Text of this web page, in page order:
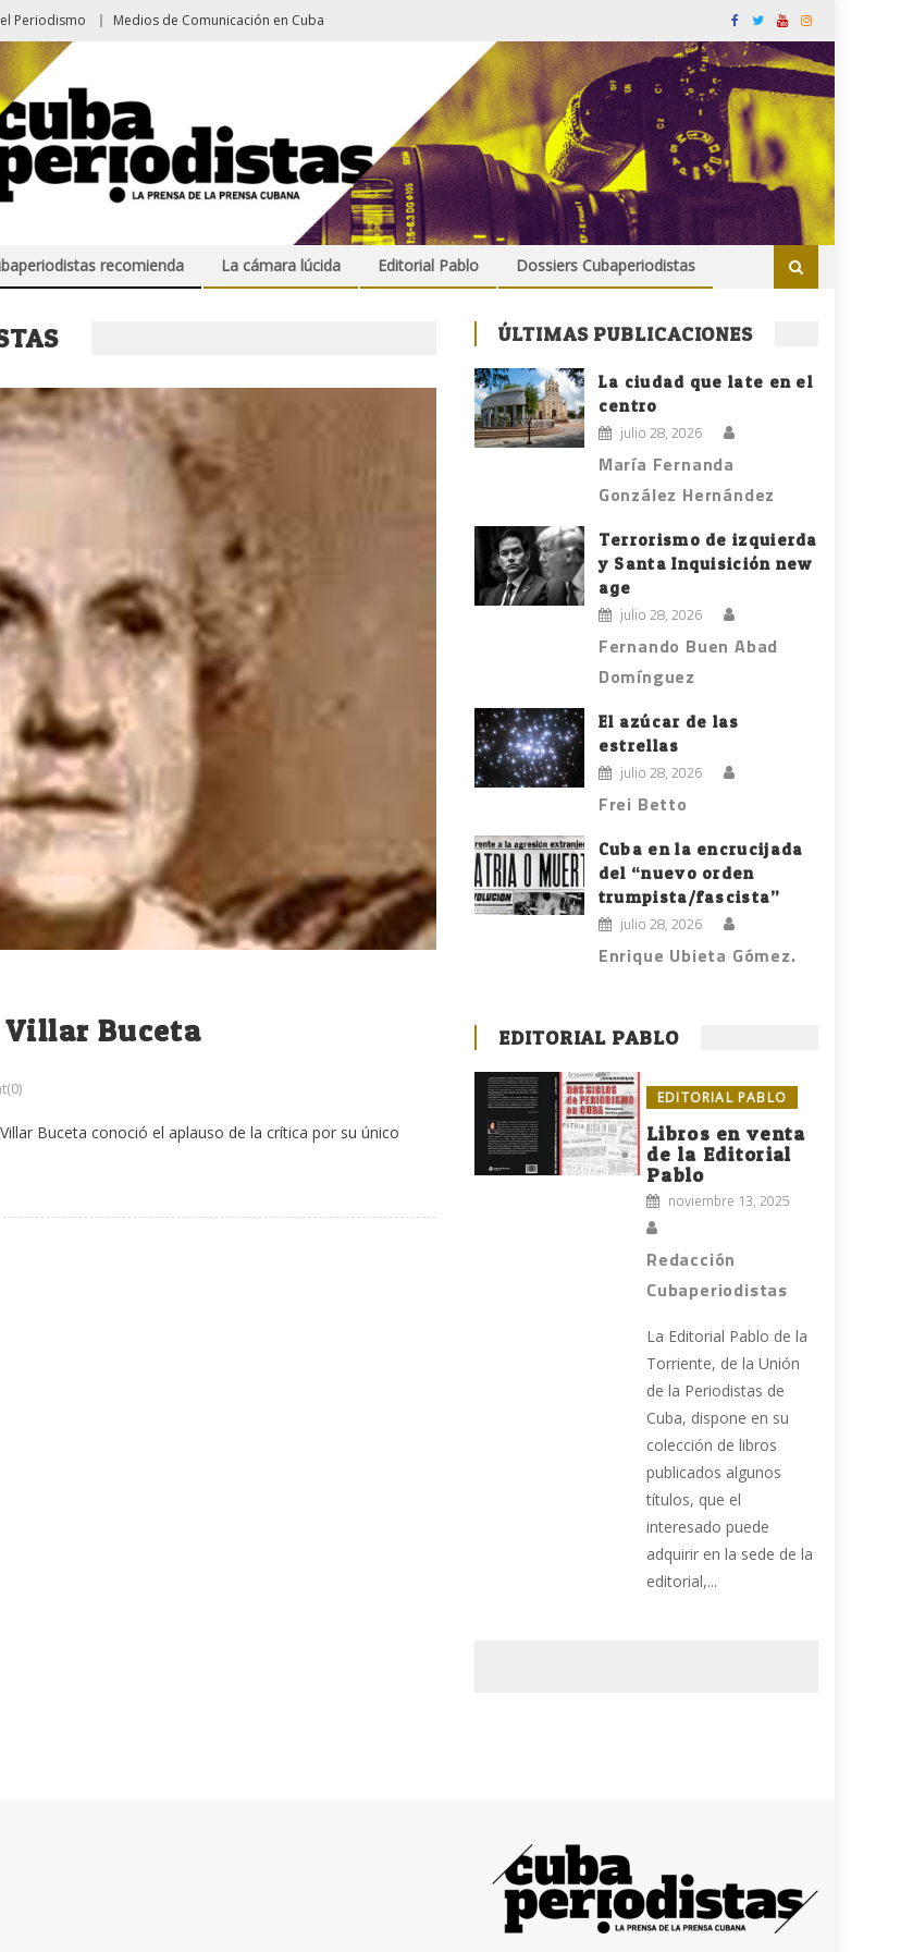
Periodismo Medios de Comunicación en Cuba
recomienda La cámara lúcida Editorial Pablo Dossiers Cubaperiodistas
Buceta
Buceta conoció el aplauso de la crítica por su único
ÚLTIMAS PUBLICACIONES
La ciudad que late en el
centro
julio 28, 2026
María Fernanda
González Hernández
Terrorismo de izquierda
y Santa Inquisición new
age
julio 28, 2026
Fernando Buen Abad
Domínguez
El azúcar de las
estrellas
julio 28, 2026
Frei Betto
Cuba en la encrucijada
del “nuevo orden
trumpista/fascista”
julio 28, 2026
Enrique Ubieta Gómez.
EDITORIAL PABLO
EDITORIAL PABLO
Libros en venta
de la Editorial
Pablo
noviembre 13, 2025
Redacción
Cubaperiodistas
La Editorial Pablo de la
Torriente, de la Unión
de la Periodistas de
Cuba, dispone en su
colección de libros
publicados algunos
títulos, que el
interesado puede
adquirir en la sede de la
editorial,...